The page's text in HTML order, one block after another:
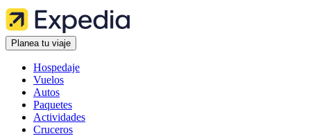
Planea tu viaje
Hospedaje
Vuelos
Autos
Paquetes
Actividades
Cruceros